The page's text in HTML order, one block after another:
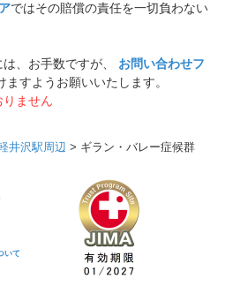
ではその賠償の責任を一切負わない
、お手数ですが、 お問い合わせフ
すようお願いいたします。
ません
井沢駅周辺 > ギラン・バレー症候群
いて